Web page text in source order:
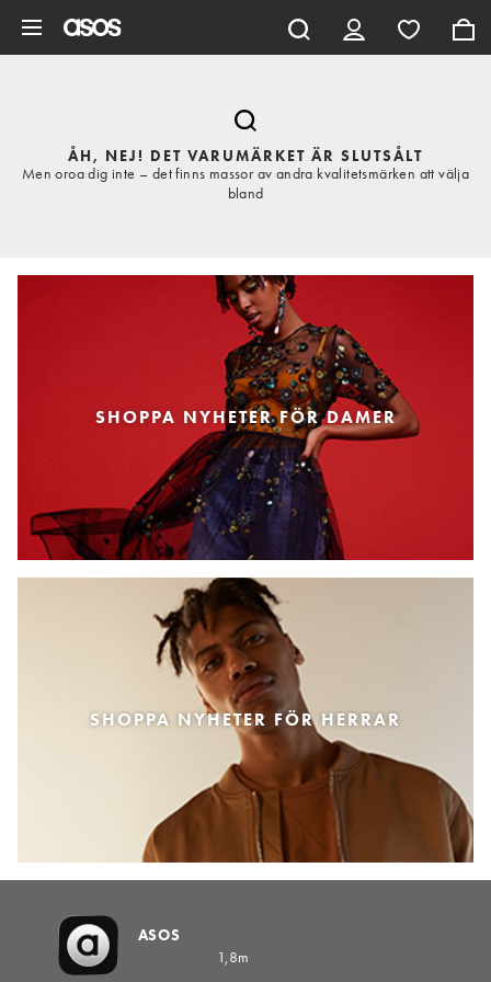
ÅH, NEJ! DET VARUMÄRKET ÄR SLUTSÅLT
Men oroa dig inte – det finns massor av andra kvalitetsmärken att välja
bland
SHOPPA NYHETER FÖR DAMER
SHOPPA NYHETER FÖR HERRAR
ASOS
1,8m